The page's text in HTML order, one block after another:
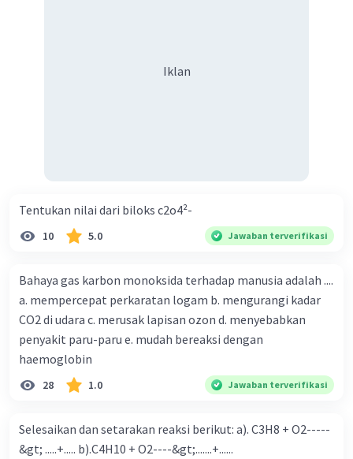
Iklan
Tentukan nilai dari biloks c2o4²-
10 5.0 Jawaban terverifikasi
Bahaya gas karbon monoksida terhadap manusia adalah ....
a. mempercepat perkaratan logam b. mengurangi kadar
CO2 di udara c. merusak lapisan ozon d. menyebabkan
penyakit paru-paru e. mudah bereaksi dengan
haemoglobin
28 1.0 Jawaban terverifikasi
Selesaikan dan setarakan reaksi berikut: a). C3H8 + O2-----
&gt; .....+..... b).C4H10 + O2----&gt;.......+......